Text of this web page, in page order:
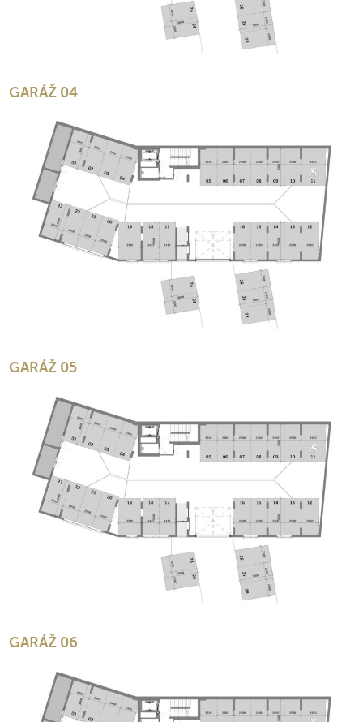
GARÁŽ 04
GARÁŽ 05
GARÁŽ 06